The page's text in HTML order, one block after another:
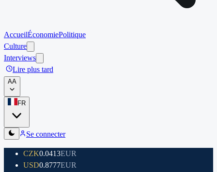
AccueilÉconomiePolitique
Culture
Interviews
Lire plus tard
AA
FR
Se connecter
CZK0.0413EUR
USD0.8777EUR